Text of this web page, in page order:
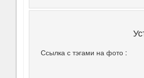
Ссылка с тэгами на фото :